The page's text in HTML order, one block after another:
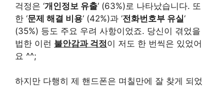
걱정은 ‘개인정보 유출‘ (63%)로 나타났습니다. 또
한 ‘문제 해결 비용‘ (42%)과 ‘전화번호부 유실‘
(35%) 등도 주요 우려 사항이었죠. 당신이 겪었을
법한 이런 불안감과 걱정이 저도 한 번씩은 있었어
요 ^^;
하지만 다행히 제 핸드폰은 며칠만에 잘 찾게 되었